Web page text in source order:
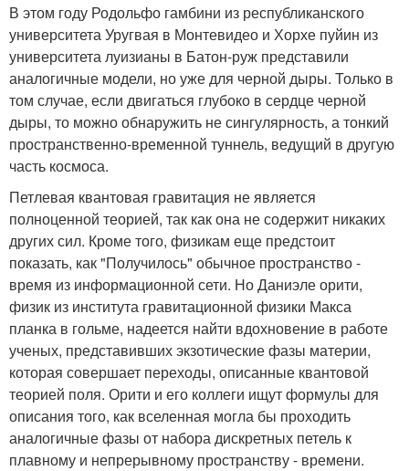
В этом году Родольфо гамбини из республиканского
университета Уругвая в Монтевидео и Хорхе пуйин из
университета луизианы в Батон-руж представили
аналогичные модели, но уже для черной дыры. Только в
том случае, если двигаться глубоко в сердце черной
дыры, то можно обнаружить не сингулярность, а тонкий
пространственно-временной туннель, ведущий в другую
часть космоса.
Петлевая квантовая гравитация не является
полноценной теорией, так как она не содержит никаких
других сил. Кроме того, физикам еще предстоит
показать, как "Получилось" обычное пространство -
время из информационной сети. Но Даниэле орити,
физик из института гравитационной физики Макса
планка в гольме, надеется найти вдохновение в работе
ученых, представивших экзотические фазы материи,
которая совершает переходы, описанные квантовой
теорией поля. Орити и его коллеги ищут формулы для
описания того, как вселенная могла бы проходить
аналогичные фазы от набора дискретных петель к
плавному и непрерывному пространству - времени.